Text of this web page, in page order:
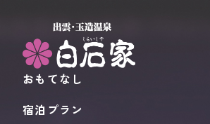
おもてなし
宿泊プラン